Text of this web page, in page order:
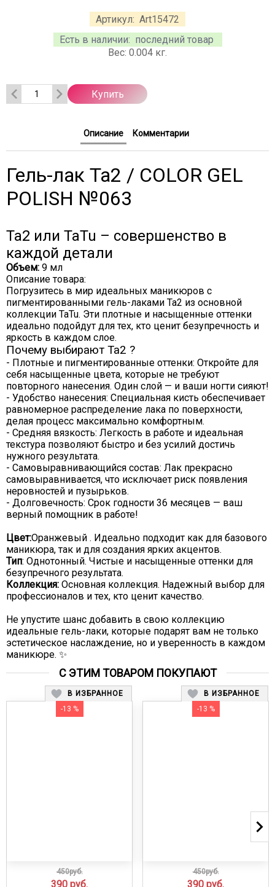
Артикул: Art15472
Есть в наличии: последний товар
Вес: 0.004 кг.
Купить
Описание Комментарии
Гель-лак Ta2 / COLOR GEL
POLISH №063
Ta2 или TaTu – совершенство в
каждой детали
Объем: 9 мл
Описание товара:
Погрузитесь в мир идеальных маникюров с
пигментированными гель-лаками Ta2 из основной
коллекции TaTu. Эти плотные и насыщенные оттенки
идеально подойдут для тех, кто ценит безупречность и
яркость в каждом слое.
Почему выбирают Ta2 ?
- Плотные и пигментированные оттенки: Откройте для
себя насыщенные цвета, которые не требуют
повторного нанесения. Один слой — и ваши ногти сияют!
- Удобство нанесения: Специальная кисть обеспечивает
равномерное распределение лака по поверхности,
делая процесс максимально комфортным.
- Средняя вязкость: Легкость в работе и идеальная
текстура позволяют быстро и без усилий достичь
нужного результата.
- Самовыравнивающийся состав: Лак прекрасно
самовыравнивается, что исключает риск появления
неровностей и пузырьков.
- Долговечность: Срок годности 36 месяцев — ваш
верный помощник в работе!
Цвет:Оранжевый . Идеально подходит как для базового
маникюра, так и для создания ярких акцентов.
Тип: Однотонный. Чистые и насыщенные оттенки для
безупречного результата.
Коллекция: Основная коллекция. Надежный выбор для
профессионалов и тех, кто ценит качество.
Не упустите шанс добавить в свою коллекцию
идеальные гель-лаки, которые подарят вам не только
эстетическое наслаждение, но и уверенность в каждом
маникюре. ✨
С ЭТИМ ТОВАРОМ ПОКУПАЮТ
В ИЗБРАННОЕ
-13 %
450руб.
390 руб.
В ИЗБРАННОЕ
-13 %
450руб.
390 руб.